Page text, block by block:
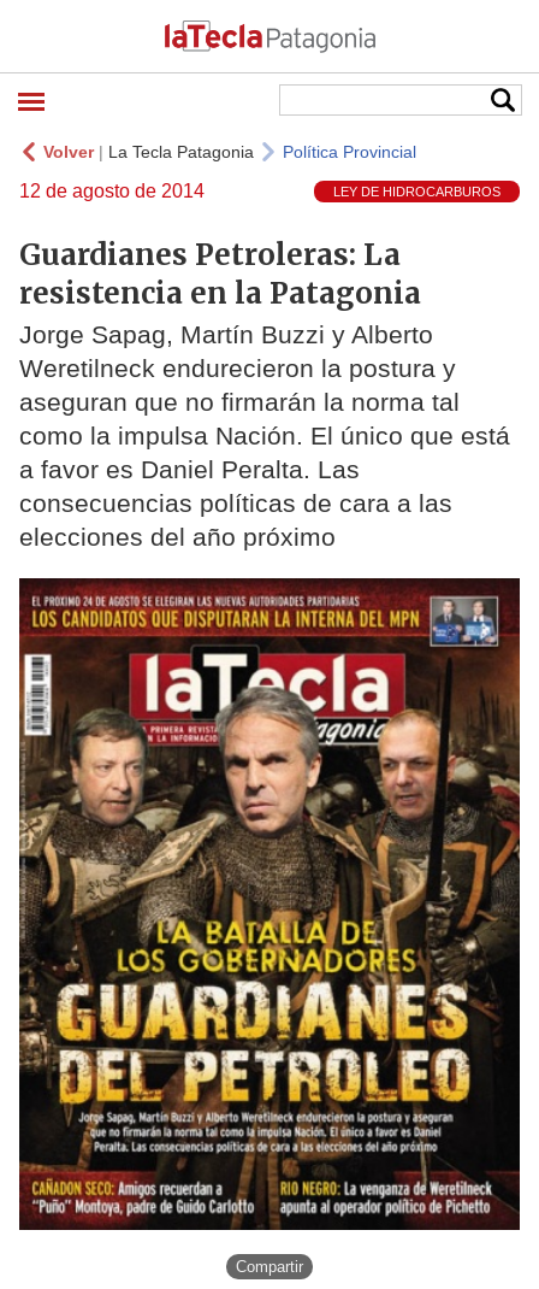
Volver| La Tecla Patagonia Política Provincial
12 de agosto de 2014 LEY DE HIDROCARBUROS
Guardianes Petroleras: La
resistencia en la Patagonia
Jorge Sapag, Martín Buzzi y Alberto
Weretilneck endurecieron la postura y
aseguran que no firmarán la norma tal
como la impulsa Nación. El único que está
a favor es Daniel Peralta. Las
consecuencias políticas de cara a las
elecciones del año próximo
Compartir